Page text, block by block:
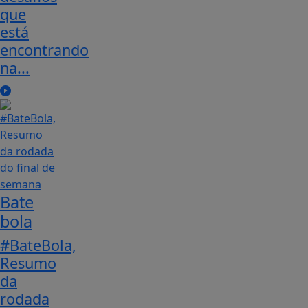
que
está
encontrando
na...
Bate
bola
#BateBola,
Resumo
da
rodada